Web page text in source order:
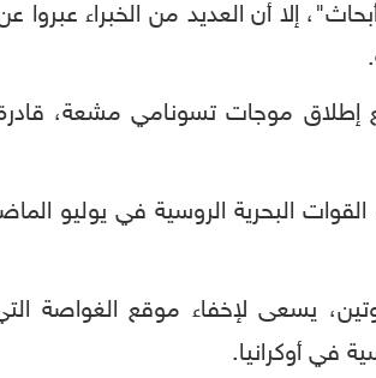
إلا أن العديد من الخبراء
موجات تسونامي مشعة، قادرة
في أوكرانيا.